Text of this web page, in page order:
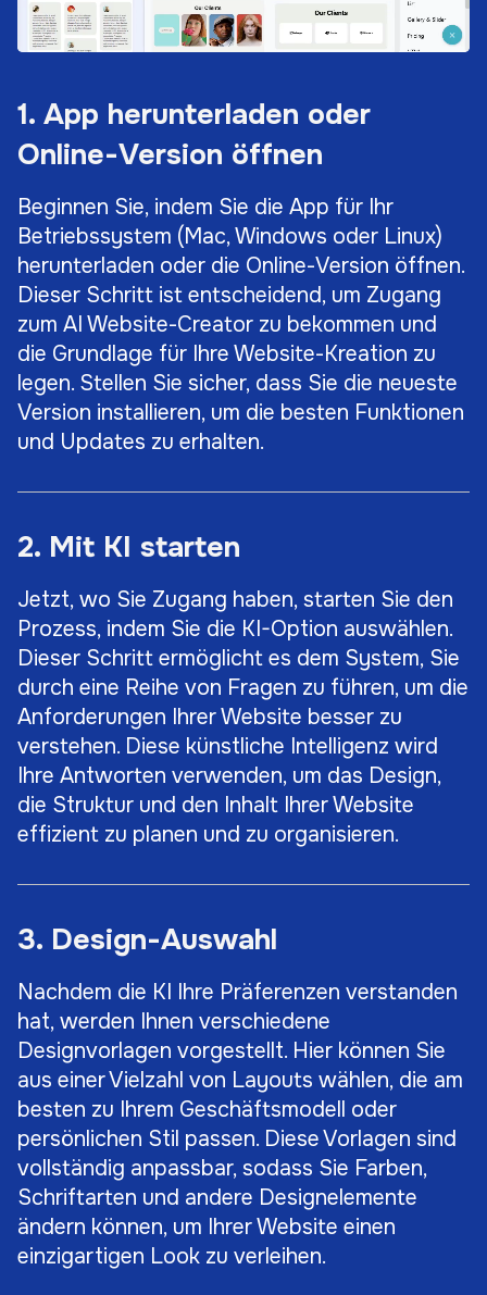
1. App herunterladen oder
Online-Version öffnen
Beginnen Sie, indem Sie die App für Ihr
Betriebssystem (Mac, Windows oder Linux)
herunterladen oder die Online-Version öffnen.
Dieser Schritt ist entscheidend, um Zugang
zum AI Website-Creator zu bekommen und
die Grundlage für Ihre Website-Kreation zu
legen. Stellen Sie sicher, dass Sie die neueste
Version installieren, um die besten Funktionen
und Updates zu erhalten.
2. Mit KI starten
Jetzt, wo Sie Zugang haben, starten Sie den
Prozess, indem Sie die KI-Option auswählen.
Dieser Schritt ermöglicht es dem System, Sie
durch eine Reihe von Fragen zu führen, um die
Anforderungen Ihrer Website besser zu
verstehen. Diese künstliche Intelligenz wird
Ihre Antworten verwenden, um das Design,
die Struktur und den Inhalt Ihrer Website
effizient zu planen und zu organisieren.
3. Design-Auswahl
Nachdem die KI Ihre Präferenzen verstanden
hat, werden Ihnen verschiedene
Designvorlagen vorgestellt. Hier können Sie
aus einer Vielzahl von Layouts wählen, die am
besten zu Ihrem Geschäftsmodell oder
persönlichen Stil passen. Diese Vorlagen sind
vollständig anpassbar, sodass Sie Farben,
Schriftarten und andere Designelemente
ändern können, um Ihrer Website einen
einzigartigen Look zu verleihen.